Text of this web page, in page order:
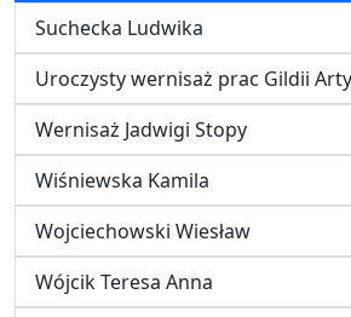
Suchecka Ludwika
Uroczysty wernisaż prac Gildii
Wernisaż Jadwigi Stopy
Wiśniewska Kamila
Wojciechowski Wiesław
Wójcik Teresa Anna